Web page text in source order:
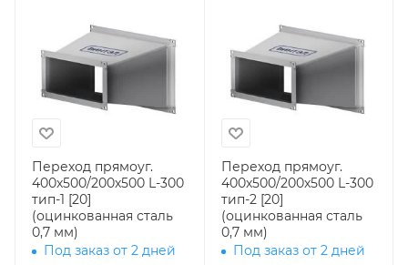
Переход прямоуг.
400х500/200х500 L-300
тип-1 [20]
(оцинкованная сталь
0,7 мм)
Под заказ от 2 дней
Переход прямоуг.
400х500/200х500 L-300
тип-2 [20]
(оцинкованная сталь
0,7 мм)
Под заказ от 2 дней